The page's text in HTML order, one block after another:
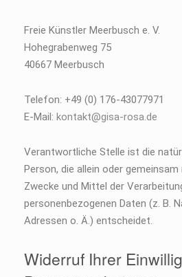
Freie Künstler Meerbusch e. V.
Hohegrabenweg 75
40667 Meerbusch
Telefon: +49 (0) 176-43077971
E-Mail: kontakt@gisa-rosa.de
Verantwortliche Stelle ist die
Person, die allein oder
Zwecke und Mittel der
personenbezogenen Daten (z. B.
Adressen o. Ä.) entscheidet.
Widerruf Ihrer